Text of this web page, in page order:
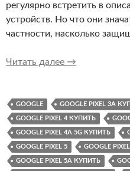
регулярно встретить в
устройств. Но что они
частности, насколько
Читать далее Насколько
→
GOOGLE GOOGLE PIXEL 3A
GOOGLE PIXEL 4 КУПИТЬ
GOOGLE PIXEL 4A 5G КУПИТЬ
GOOGLE PIXEL 5 GOOGLE
GOOGLE PIXEL 5A КУПИТЬ